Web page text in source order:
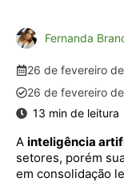
Fernanda
26 de fevereiro
26 de fevereiro
A inteligência
setores, porém
em consolidação